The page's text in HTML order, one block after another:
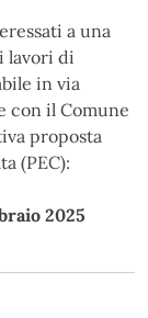
a una
lavori di
in via
con il Comune
proposta
(PEC):
2025